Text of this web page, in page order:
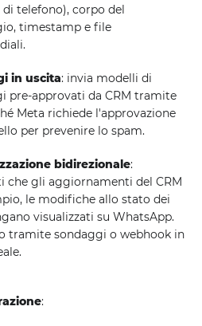
telefono), corpo del
timestamp e file
in uscita: invia modelli di
pre-approvati da CRM tramite
Meta richiede l'approvazione
per prevenire lo spam.
bidirezionale:
che gli aggiornamenti del CRM
le modifiche allo stato dei
visualizzati su WhatsApp.
tramite sondaggi o webhook in
: